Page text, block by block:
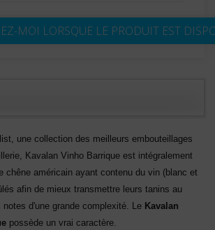
MOI LORSQUE LE PRODUIT EST
une collection des meilleurs embouteillages
Kavalan Vinho Barrique est intégralement
chêne américain ayant contenu du vin (blanc et
afin de mieux transmettre leurs tanins au
d'une grande complexité. Le Kavalan
possède un vrai caractère.